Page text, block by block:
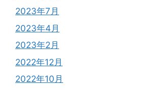
2023年7月
2023年4月
2023年2月
2022年12月
2022年10月